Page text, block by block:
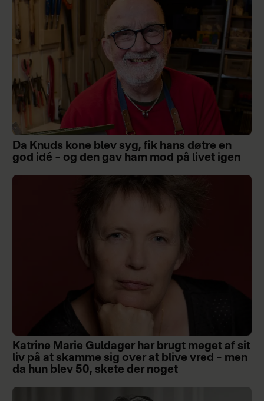
Da Knuds kone blev syg, fik hans døtre en
god idé – og den gav ham mod på livet igen
Katrine Marie Guldager har brugt meget af sit
liv på at skamme sig over at blive vred – men
da hun blev 50, skete der noget